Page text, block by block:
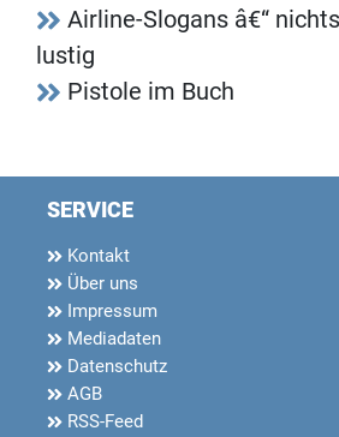
Airline-Slogans â€“
lustig
Pistole im Buch
SERVICE
Kontakt
Über uns
Impressum
Mediadaten
Datenschutz
AGB
RSS-Feed